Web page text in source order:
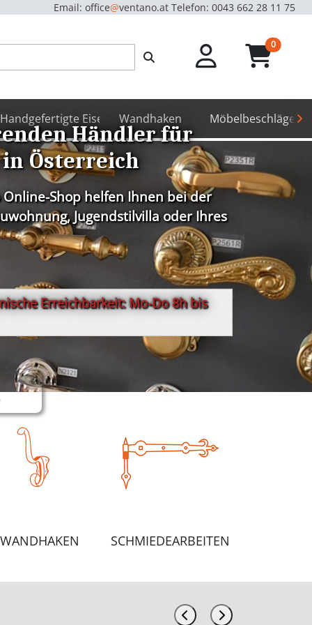
Email: office@ventano.at Telefon: 0043 662 28 11 75
0unread
Handgefertigte Eisenbeschläge
Wandhaken Möbelbeschläge
Händler für
Österreich
Shop helfen Ihnen bei der
Jugendstilvilla oder Ihres
Erreichbarkeit: Mo-Do 8h bis
WANDHAKEN SCHMIEDEARBEITEN